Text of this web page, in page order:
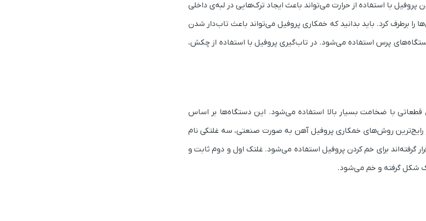
با استفاده از حرارت می‌تواند باعث ایجاد ترک‌هایی در لبه‌ی داخلی
برطرف کرد. باید بدانید که خمکاری پروفیل می‌تواند باعث تاب‌دار شدن
پرس استفاده می‌شود. در تاب‌گیری پروفیل با استفاده از چکش،
قطعاتی با ضخامت بسیار بالا استفاده می‌شود. این دستگاه‌ها بر اساس
رایج‌ترین روش‌های خمکاری پروفیل آهن به صورت صنعتی، سه غلتکی نام
گرفته‌اند برای خم کردن پروفیل استفاده می‌شود. غلتک اول و دوم ثابت و
شکل گرفته و خم می‌شود.